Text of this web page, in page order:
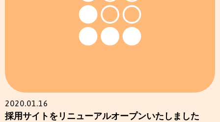
2020.01.16
採用サイトをリニューアルオープンいたしました